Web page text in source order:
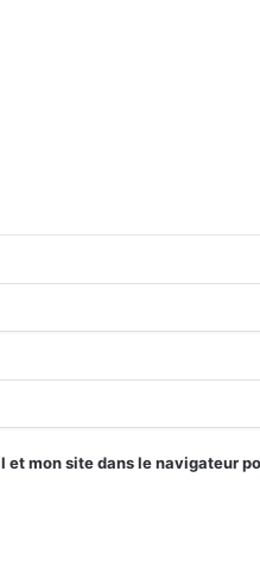
et mon site dans le navigateur